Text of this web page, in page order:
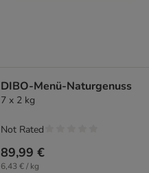
DIBO-Menü-Naturgenuss
7 x 2 kg
89,99 €
6,43 € / kg
Not Rated